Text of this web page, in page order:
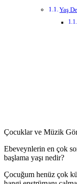
Yaş
Çocuklar ve Müzik
Ebeveynlerin en çok
başlama yaşı nedir?
Çocuğum henüz çok